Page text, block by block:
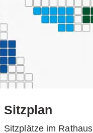
Sitzplan
Sitzplätze im Rathaus